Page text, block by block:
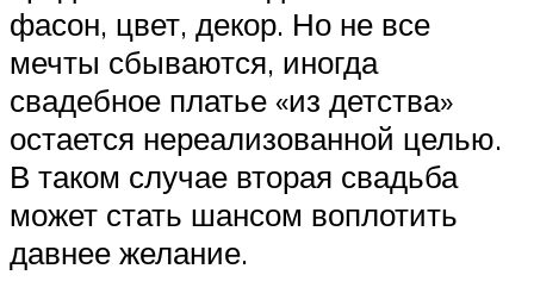
фасон, цвет, декор. Но не все
мечты сбываются, иногда
свадебное платье «из детства»
остается нереализованной целью.
В таком случае вторая свадьба
может стать шансом воплотить
давнее желание.